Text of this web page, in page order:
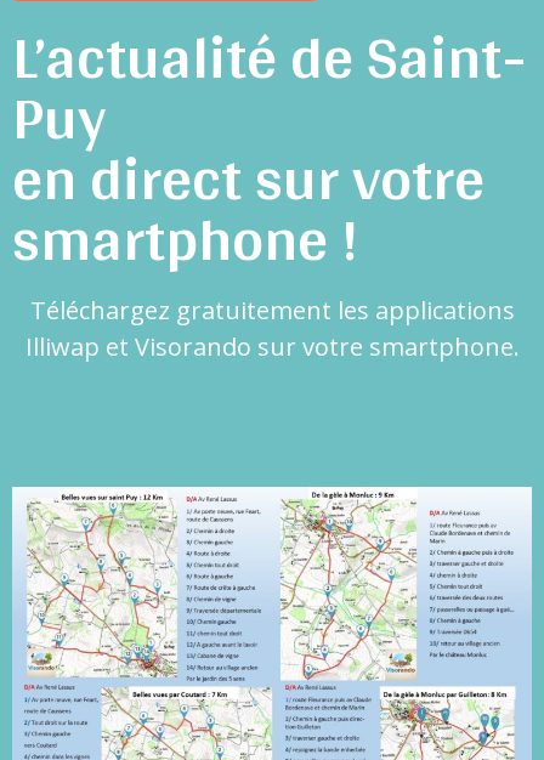
L’actualité de Saint-
Puy
en direct sur votre
smartphone !
Téléchargez gratuitement les applications
Illiwap et Visorando sur votre smartphone.